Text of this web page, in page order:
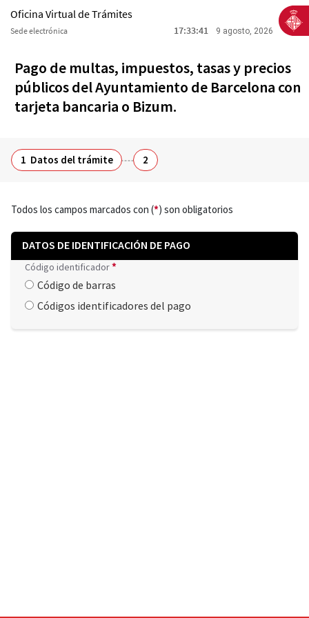
Oficina Virtual de Trámites
Sede electrónica 17:33:41 9 agosto, 2026
Pago de multas, impuestos, tasas y precios
públicos del Ayuntamiento de Barcelona con
tarjeta bancaria o Bizum.
1 Datos del trámite 2
Todos los campos marcados con (*) son obligatorios
DATOS DE IDENTIFICACIÓN DE PAGO
Código identificador*
Código de barras
Códigos identificadores del pago